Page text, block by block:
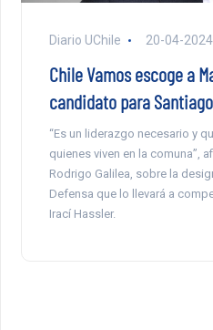
Diario UChile 20-04-2024
Chile Vamos escoge a
candidato para Santiago
“Es un liderazgo necesario y
quienes viven en la comuna”,
Rodrigo Galilea, sobre la
Defensa que lo llevará a
Irací Hassler.